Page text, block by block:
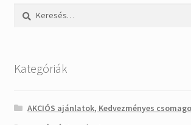
Kategóriák
AKCIÓS ajánlatok, Kedvezményes